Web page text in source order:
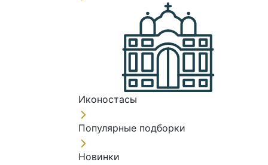
Иконостасы
Популярные подборки
Новинки